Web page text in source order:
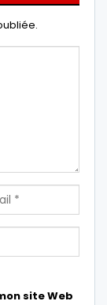
site Web